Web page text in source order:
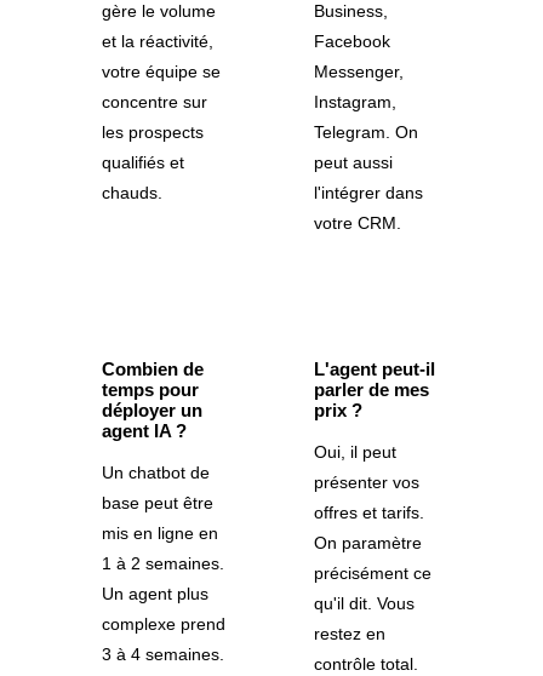
gère le volume
et la réactivité,
votre équipe se
concentre sur
les prospects
qualifiés et
chauds.
Business,
Facebook
Messenger,
Instagram,
Telegram. On
peut aussi
l'intégrer dans
votre CRM.
Combien de
temps pour
déployer un
agent IA ?
Un chatbot de
base peut être
mis en ligne en
1 à 2 semaines.
Un agent plus
complexe prend
3 à 4 semaines.
L'agent peut-il
parler de mes
prix ?
Oui, il peut
présenter vos
offres et tarifs.
On paramètre
précisément ce
qu'il dit. Vous
restez en
contrôle total.